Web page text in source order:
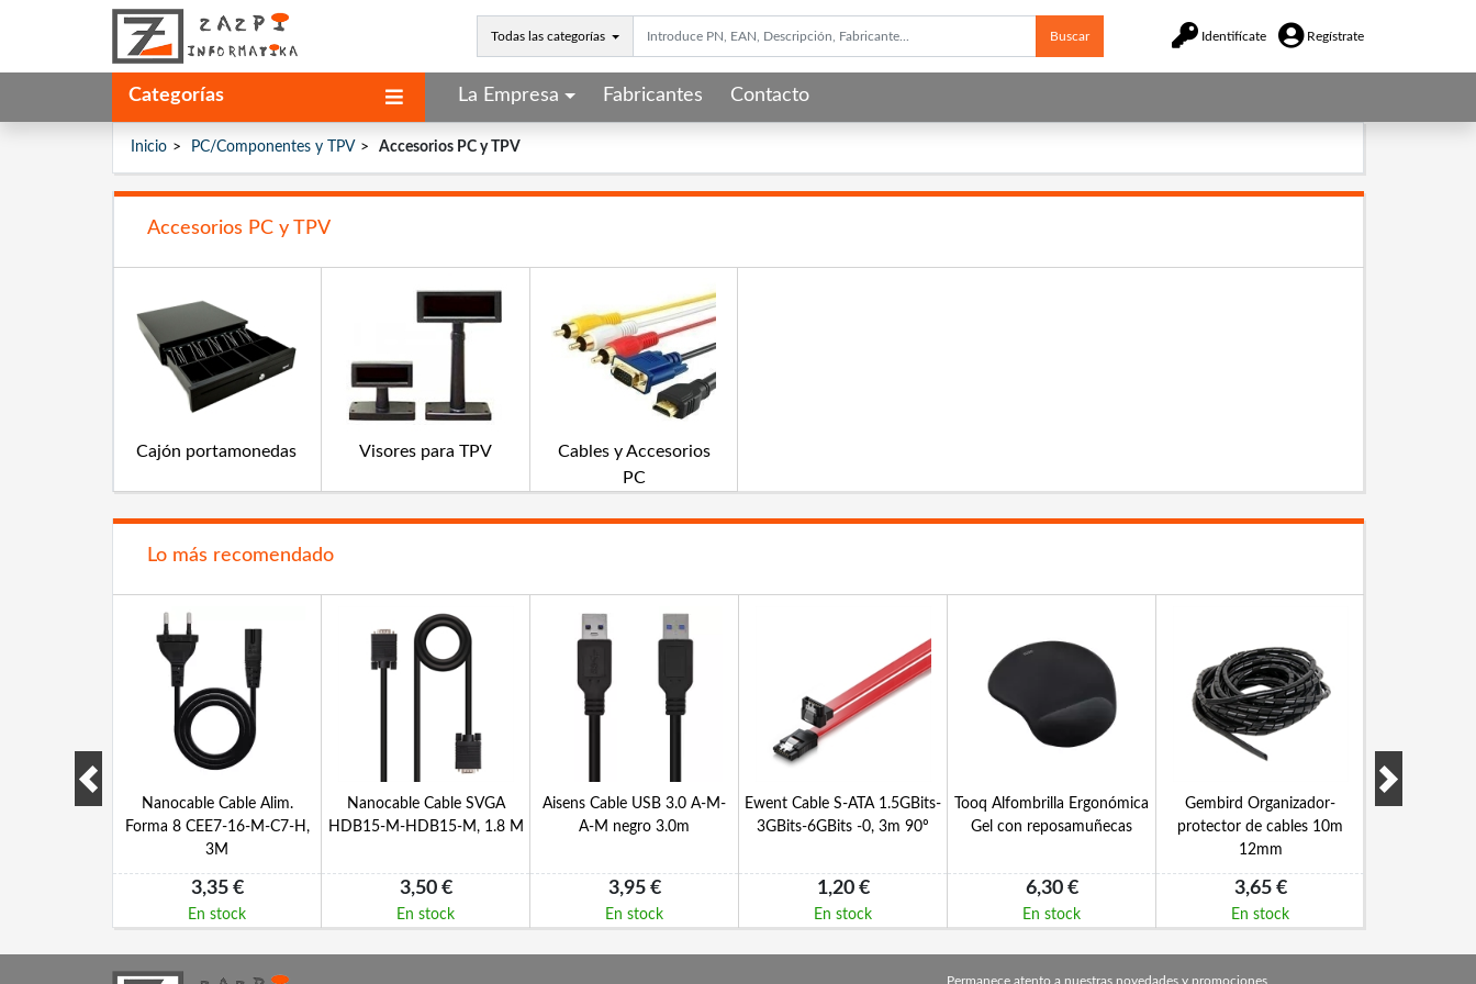
Todas las categorías Buscar Identifícate Regístrate
Categorías La Empresa Fabricantes Contacto
Inicio PC/Componentes y TPV Accesorios PC y TPV
Accesorios PC y TPV
Cajón portamonedas Visores para TPV
Cables y Accesorios
PC
Lo más recomendado
USB 2.0 A-
Nanocable Cable Alim.
Forma 8 CEE7-16-M-C7-H,
3M
3,35 €
En stock
Nanocable Cable SVGA
HDB15-M-HDB15-M, 1.8 M
3,50 €
En stock
Aisens Cable USB 3.0 A-M-
A-M negro 3.0m
3,95 €
En stock
Ewent Cable S-ATA 1.5GBits-
3GBits-6GBits -0, 3m 90º
1,20 €
En stock
Tooq Alfombrilla Ergonómica
Gel con reposamuñecas
6,30 €
En stock
Gembird Organizador-
protector de cables 10m
12mm
3,65 €
En stock
Nanocable
Permanece atento a nuestras novedades y promociones